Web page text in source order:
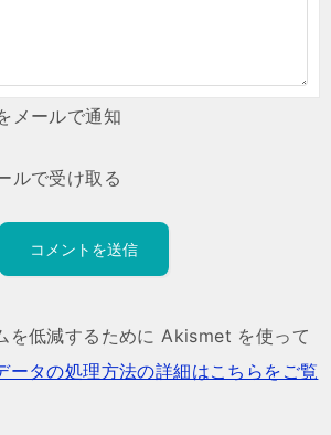
メールで通知
ルで受け取る
を低減するために Akismet を使って
ータの処理方法の詳細はこちらをご覧